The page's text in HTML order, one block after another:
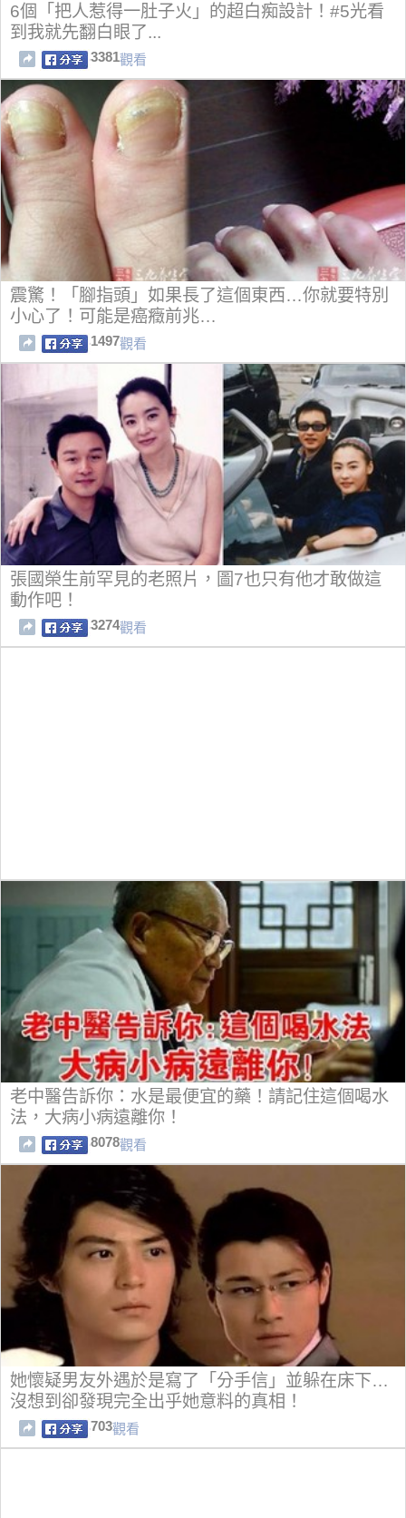
6個「把人惹得一肚子火」的超白痴設計！#5光看
到我就先翻白眼了...
3381觀看
震驚！「腳指頭」如果長了這個東西…你就要特別
小心了！可能是癌癥前兆…
1497觀看
張國榮生前罕見的老照片，圖7也只有他才敢做這
動作吧！
3274觀看
老中醫告訴你：水是最便宜的藥！請記住這個喝水
法，大病小病遠離你！
8078觀看
她懷疑男友外遇於是寫了「分手信」並躲在床下…
沒想到卻發現完全出乎她意料的真相！
703觀看